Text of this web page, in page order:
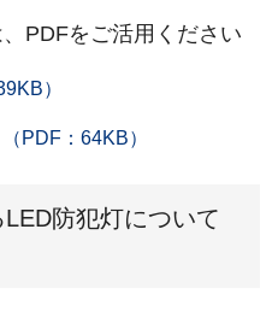
PDFをご活用ください
）
PDF：64KB）
防犯灯について